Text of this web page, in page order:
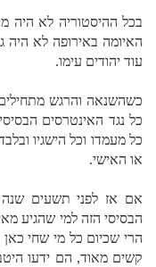
בכל ההיסטוריה לא היה
האיומה באירופה לא היה
עוד יהודים עימו.
כשהשנאה והרגש
כל נגד האינטרסים
כל מעמדו וכל הישגיו
או האישי.
אם אז לפני תשעים שנה
הבסיסי הזה למי שהגיע
הרי שכיום כל מי שחי
קשים מאוד, הם ידעו